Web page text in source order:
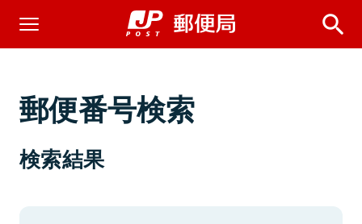
郵便番号検索
検索結果